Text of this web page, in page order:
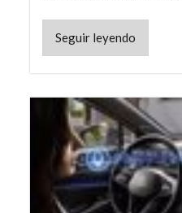
Seguir leyendo